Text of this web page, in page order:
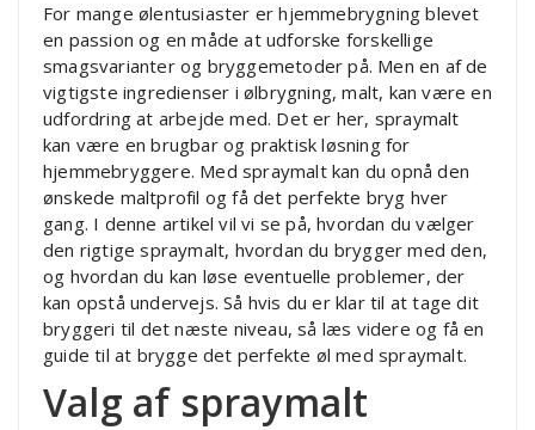
For mange ølentusiaster er hjemmebrygning blevet
en passion og en måde at udforske forskellige
smagsvarianter og bryggemetoder på. Men en af de
vigtigste ingredienser i ølbrygning, malt, kan være en
udfordring at arbejde med. Det er her, spraymalt
kan være en brugbar og praktisk løsning for
hjemmebryggere. Med spraymalt kan du opnå den
ønskede maltprofil og få det perfekte bryg hver
gang. I denne artikel vil vi se på, hvordan du vælger
den rigtige spraymalt, hvordan du brygger med den,
og hvordan du kan løse eventuelle problemer, der
kan opstå undervejs. Så hvis du er klar til at tage dit
bryggeri til det næste niveau, så læs videre og få en
guide til at brygge det perfekte øl med spraymalt.
Valg af spraymalt